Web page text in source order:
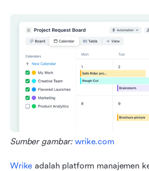
Sumber gambar: wrike.com
Wrike adalah platform manajemen